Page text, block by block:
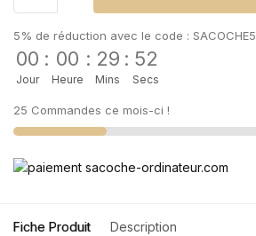
5% de réduction avec le code : SACOCHE5
00
Jour
: 00
Heure
: 29
Mins
: 52
Secs
25 Commandes ce mois-ci !
Fiche Produit Description